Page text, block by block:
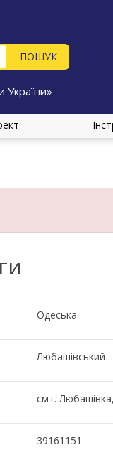
України»
Одеська
Любашівський
смт.
39161151